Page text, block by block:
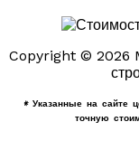
Copyright © 2026
* Указанные на сайте
точную